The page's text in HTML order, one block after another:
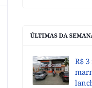
ÚLTIMAS DA
R$